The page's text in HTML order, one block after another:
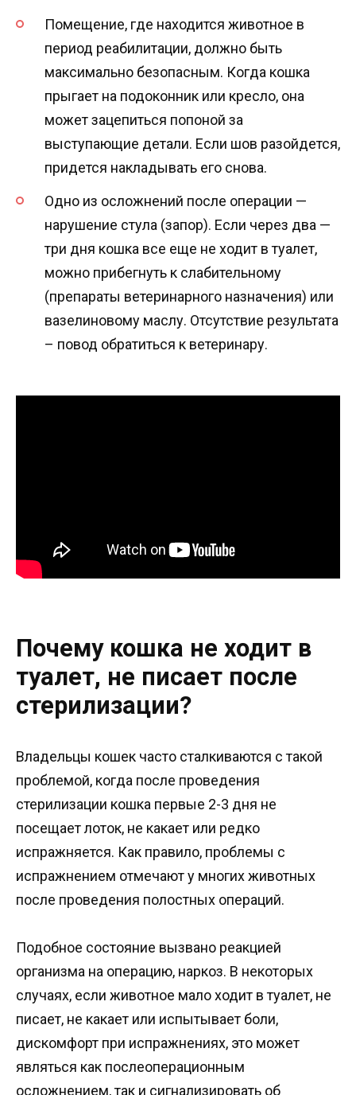
Помещение, где находится животное в
период реабилитации, должно быть
максимально безопасным. Когда кошка
прыгает на подоконник или кресло, она
может зацепиться попоной за
выступающие детали. Если шов разойдется,
придется накладывать его снова.
Одно из осложнений после операции —
нарушение стула (запор). Если через два —
три дня кошка все еще не ходит в туалет,
можно прибегнуть к слабительному
(препараты ветеринарного назначения) или
вазелиновому маслу. Отсутствие результата
– повод обратиться к ветеринару.
Почему кошка не ходит в
туалет, не писает после
стерилизации?
Владельцы кошек часто сталкиваются с такой
проблемой, когда после проведения
стерилизации кошка первые 2-3 дня не
посещает лоток, не какает или редко
испражняется. Как правило, проблемы с
испражнением отмечают у многих животных
после проведения полостных операций.
Подобное состояние вызвано реакцией
организма на операцию, наркоз. В некоторых
случаях, если животное мало ходит в туалет, не
писает, не какает или испытывает боли,
дискомфорт при испражнениях, это может
являться как послеоперационным
осложнением, так и сигнализировать об